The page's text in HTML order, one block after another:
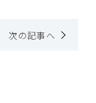
次の記事へ